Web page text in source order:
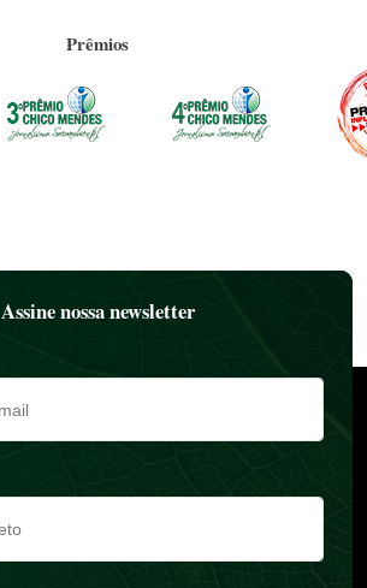
Prêmios
Assine nossa newsletter